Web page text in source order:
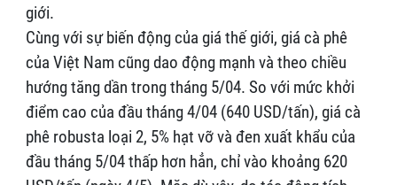
giới.
Cùng với sự biến động của giá thế giới, giá cà phê
của Việt Nam cũng dao động mạnh và theo chiều
hướng tăng dần trong tháng 5/04. So với mức khởi
điểm cao của đầu tháng 4/04 (640 USD/tấn), giá cà
phê robusta loại 2, 5% hạt vỡ và đen xuất khẩu của
đầu tháng 5/04 thấp hơn hẳn, chỉ vào khoảng 620